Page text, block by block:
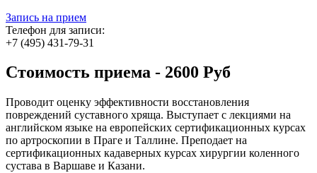
Запись на прием
Телефон для записи:
+7 (495) 431-79-31
Стоимость приема - 2600 Руб
Проводит оценку эффективности восстановления
повреждений суставного хряща. Выступает с лекциями на
английском языке на европейских сертификационных курсах
по артроскопии в Праге и Таллине. Преподает на
сертификационных кадаверных курсах хирургии коленного
сустава в Варшаве и Казани.